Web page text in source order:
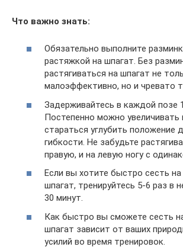
Что важно знать:
Обязательно выполните
растяжкой на шпагат. Без
растягиваться на шпагат не
малоэффективно, но и чревато
Задерживайтесь в каждой позе
Постепенно можно увеличивать
стараться углубить положение
гибкости. Не забудьте
правую, и на левую ногу с
Если вы хотите быстро сесть
шпагат, тренируйтесь 5-6 раз в
30 минут.
Как быстро вы сможете сесть
шпагат зависит от ваших
усилий во время тренировок.